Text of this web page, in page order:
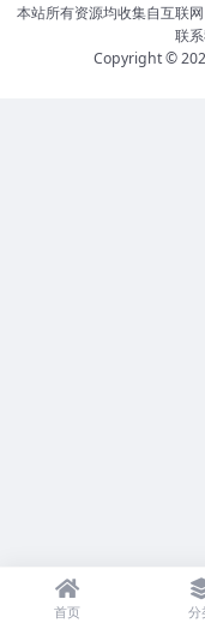
本站所有资源均收集自互联
联
Copyright ©
首页 分